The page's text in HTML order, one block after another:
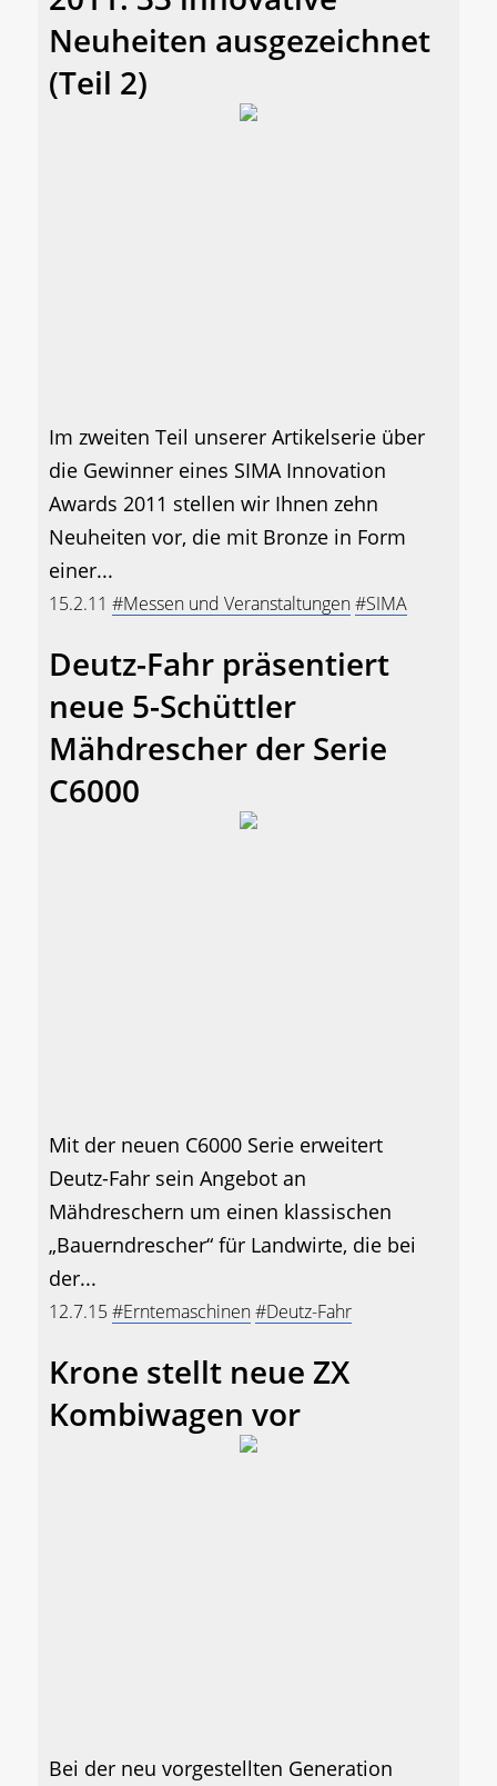
Neuheiten ausgezeichnet
(Teil 2)
Im zweiten Teil unserer Artikelserie über
die Gewinner eines SIMA Innovation
Awards 2011 stellen wir Ihnen zehn
Neuheiten vor, die mit Bronze in Form
einer...
15.2.11 #Messen und Veranstaltungen#SIMA
Deutz-Fahr präsentiert
neue 5-Schüttler
Mähdrescher der Serie
C6000
Mit der neuen C6000 Serie erweitert
Deutz-Fahr sein Angebot an
Mähdreschern um einen klassischen
„Bauerndrescher“ für Landwirte, die bei
der...
12.7.15#Erntemaschinen#Deutz-Fahr
Krone stellt neue ZX
Kombiwagen vor
Bei der neu vorgestellten Generation